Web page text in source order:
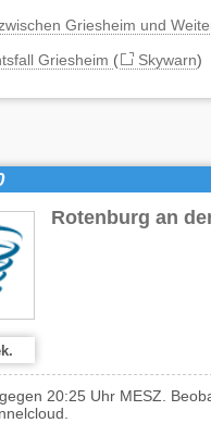
Griesheim und
Griesheim ( Skywarn)
20:25 Uhr MESZ.